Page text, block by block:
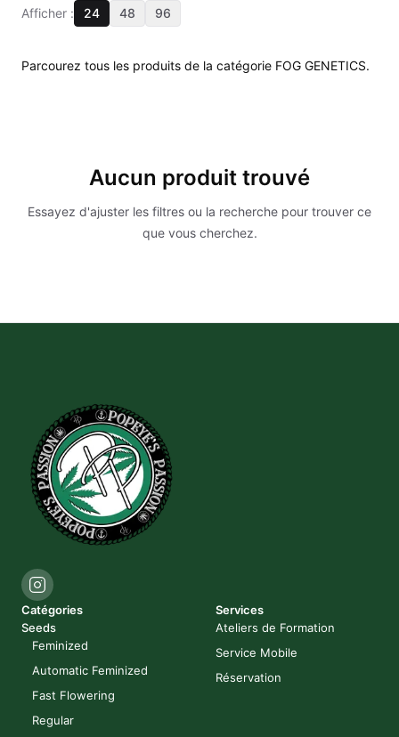
Afficher : 24 48 96
Parcourez tous les produits de la catégorie FOG GENETICS.
Aucun produit trouvé
Essayez d'ajuster les filtres ou la recherche pour trouver ce
que vous cherchez.
Catégories
Seeds
Feminized
Automatic Feminized
Fast Flowering
Regular
Services
Ateliers de Formation
Service Mobile
Réservation